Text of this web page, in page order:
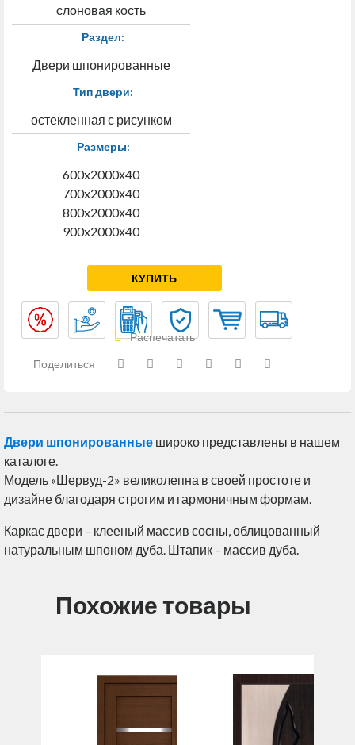
слоновая кость
Раздел:
Двери шпонированные
Тип двери:
остекленная с рисунком
Размеры:
600x2000х40
700x2000х40
800x2000х40
900x2000х40
КУПИТЬ
Распечатать
Поделиться
Двери шпонированные широко представлены в нашем
каталоге.
Модель «Шервуд-2» великолепна в своей простоте и
дизайне благодаря строгим и гармоничным формам.
Каркас двери – клееный массив сосны, облицованный
натуральным шпоном дуба. Штапик – массив дуба.
Похожие товары